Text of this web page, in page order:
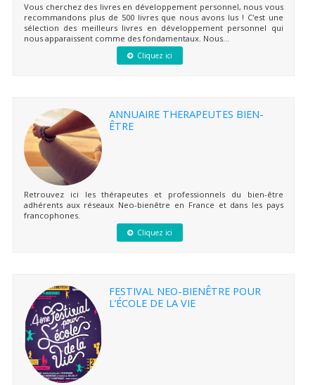
Vous cherchez des livres en développement personnel, nous vous
recommandons plus de 500 livres que nous avons lus ! C'est une
sélection des meilleurs livres en développement personnel qui
nous apparaissent comme des fondamentaux. Nous...
Cliquez ici
ANNUAIRE THERAPEUTES BIEN-
ÊTRE
Retrouvez ici les thérapeutes et professionnels du bien-être
adhérents aux réseaux Neo-bienêtre en France et dans les pays
francophones.
Cliquez ici
FESTIVAL NEO-BIENÊTRE POUR
L’ÉCOLE DE LA VIE